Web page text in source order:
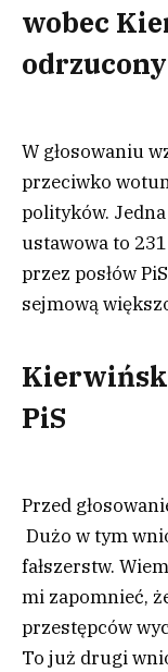
wobec
odrzucony
W głosowaniu
przeciwko
polityków.
ustawowa to 231
przez posłów
sejmową
PiS
Przed
Dużo w tym
fałszerstw.
mi zapomnieć,
przestępców
To już drugi